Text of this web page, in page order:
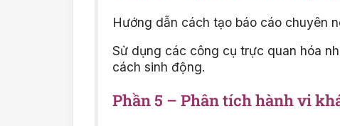
Hướng dẫn cách tạo báo cáo chuyên
Sử dụng các công cụ trực quan hóa
cách sinh động.
Phần 5 – Phân tích hành vi